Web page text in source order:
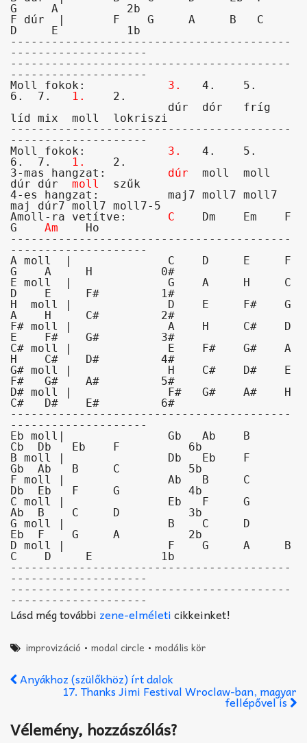
G     A          2b
F dúr  |       F    G     A     B   C
D     E          1b
-----------------------------------------
--------------------
-----------------------------------------
Moll fokok: 3.
   4.    5.
6.  7.
1.
    2.
líd mix  moll  lokriszi
-----------------------------------------
Moll fokok: 3.
   4.    5.
6.  7.
1.
    2.
3-mas hangzat: dúr
  moll  moll
dúr dúr moll
  szűk
4-es hangzat:          maj7 moll7 moll7
maj dúr7 moll7 moll7-5
Amoll-ra vetítve: C
    Dm    Em    F
G Am
    Ho
-----------------------------------------
--------------------
A moll  |              C    D     E     F
G    A     H          0#
E moll  |              G    A     H     C
D    E     F#         1#
H  moll |              D    E     F#    G
A    H     C#         2#
F# moll |              A    H     C#    D
E    F#    G#         3#
C# moll |              E    F#    G#    A
H    C#    D#         4#
G# moll |              H    C#    D#    E
F#   G#    A#         5#
D# moll |              F#   G#    A#    H
C#   D#    E#         6#
-----------------------------------------
--------------------
Eb moll|               Gb   Ab    B
Cb  Db   Eb    F          6b
B moll |               Db   Eb    F
Gb  Ab   B     C          5b
F moll |               Ab   B     C
Db  Eb   F     G          4b
C moll |               Eb   F     G
Ab  B    C     D          3b
G moll |               B    C     D
Eb  F    G     A          2b
D moll |               F    G     A     B
C    D     E          1b
-----------------------------------------
--------------------
-----------------------------------------
Lásd még további zene-elméleticikkeinket!
improvizáció •modal circle •modális kör
Anyákhoz (szülőkhöz) írt dalok
17. Thanks Jimi Festival Wroclaw-ban, magyar
fellépővel is
Vélemény, hozzászólás?